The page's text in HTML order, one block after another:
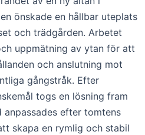
önskade en hållbar uteplats
och trädgården. Arbetet
uppmätning av ytan för att
och anslutning mot
gångstråk. Efter
togs en lösning fram
efter tomtens
skapa en rymlig och stabil